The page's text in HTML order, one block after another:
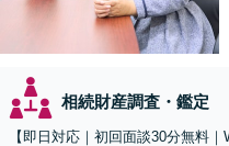
相続財産調査・鑑定
【即日対応｜初回面談30分無料